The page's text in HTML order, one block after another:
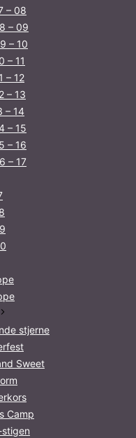
– 08
– 09
– 10
– 11
– 12
– 13
– 14
– 15
– 16
– 17
stjerne
Sweet
Camp